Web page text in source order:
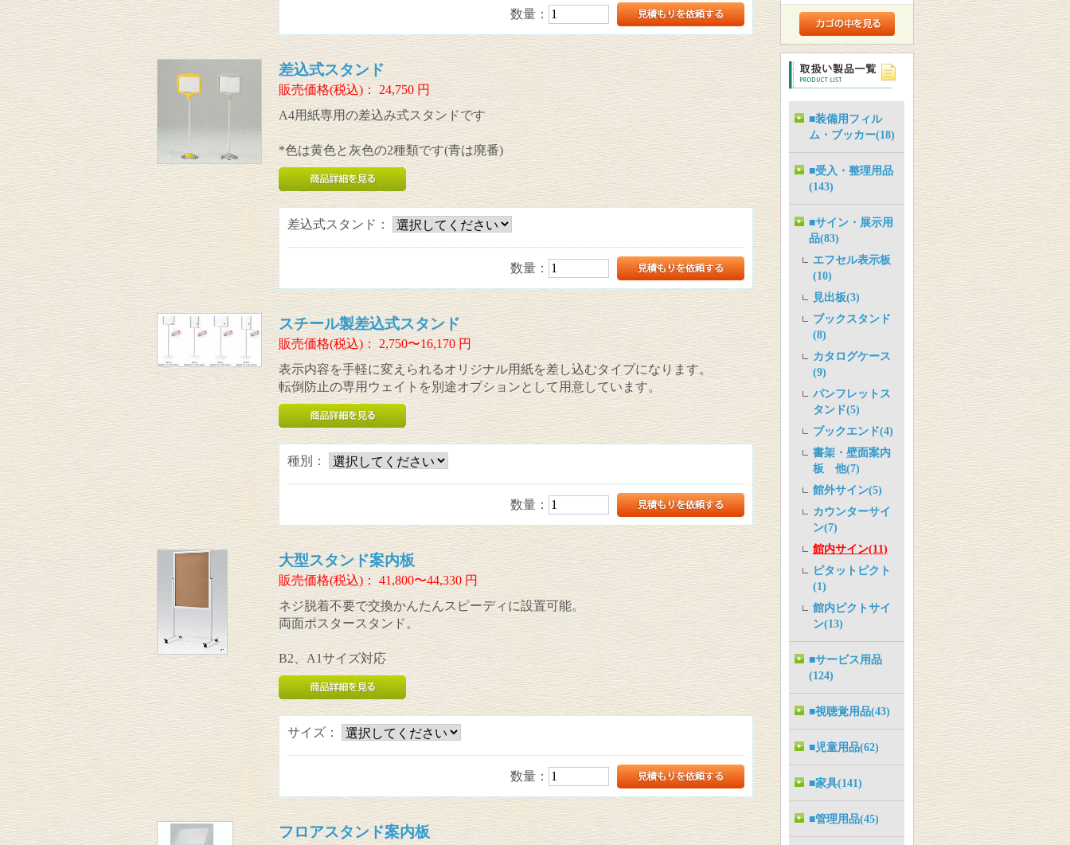
数量：
差込式スタンド
販売価格(税込)： 24,750円
A4用紙専用の差込み式スタンドです
*色は黄色と灰色の2種類です(青は廃番)
差込式スタンド：
数量：
スチール製差込式スタンド
販売価格(税込)： 2,750〜16,170円
表示内容を手軽に変えられるオリジナル用紙を差し込むタイプになります。
転倒防止の専用ウェイトを別途オプションとして用意しています。
種別：
数量：
大型スタンド案内板
販売価格(税込)： 41,800〜44,330円
ネジ脱着不要で交換かんたんスピーディに設置可能。
両面ポスタースタンド。
B2、A1サイズ対応
サイズ：
数量：
フロアスタンド案内板
■装備用フィル
ム・ブッカー(18)
■受入・整理用品
(143)
■サイン・展示用
品(83)
エフセル表示板
(10)
見出板(3)
ブックスタンド
(8)
カタログケース
(9)
パンフレットス
タンド(5)
ブックエンド(4)
書架・壁面案内
板 他(7)
館外サイン(5)
カウンターサイ
ン(7)
館内サイン(11)
ピタットピクト
(1)
館内ピクトサイ
ン(13)
■サービス用品
(124)
■視聴覚用品(43)
■児童用品(62)
■家具(141)
■管理用品(45)